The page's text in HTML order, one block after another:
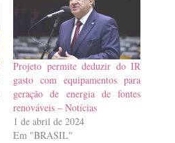
Projeto permite deduzir do IR
gasto com equipamentos para
geração de energia de fontes
renováveis – Notícias
1 de abril de 2024
Em "BRASIL"